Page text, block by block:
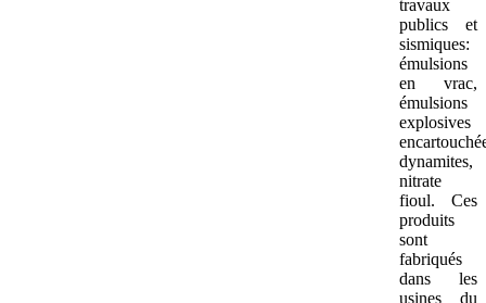
travaux
publics et
sismiques:
émulsions
en vrac,
émulsions
explosives
dynamites,
nitrate
fioul. Ces
produits
sont
fabriqués
dans les
usines du